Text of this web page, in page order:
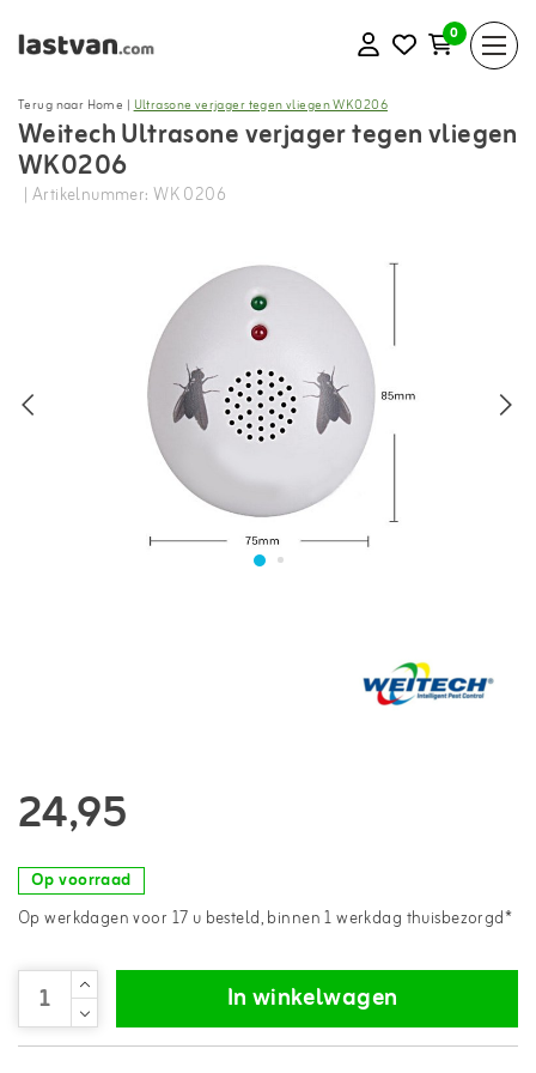
0
Terug naar Home |Ultrasone verjager tegen vliegen WK0206
Weitech Ultrasone verjager tegen vliegen
WK0206
| Artikelnummer: WK 0206
24,95
Op voorraad
Op werkdagen voor 17 u besteld, binnen 1 werkdag thuisbezorgd*
In winkelwagen